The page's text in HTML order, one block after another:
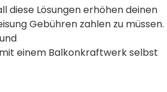
diese Lösungen erhöhen deinen
Gebühren zahlen zu müssen.
einem Balkonkraftwerk selbst